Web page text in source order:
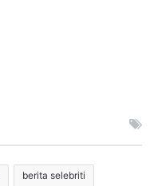
berita selebriti